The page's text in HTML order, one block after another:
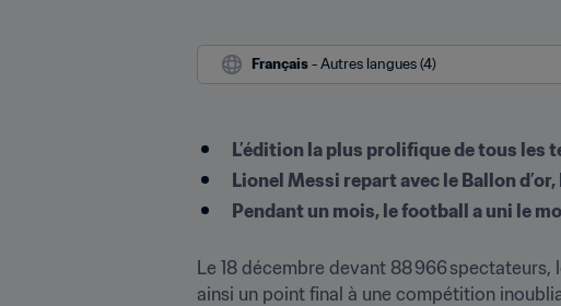
Français - Autres langues (4)
L’édition la plus prolifique de tous les
Lionel Messi repart avec le Ballon
Pendant un mois, le football a uni le
Le 18 décembre devant 88 966
ainsi un point final à une compétition